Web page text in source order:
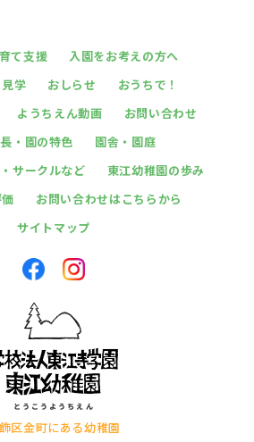
て支援
入園をお考えの方へ
学
おしらせ
おうちで！
ようちえん動画
お問い合わせ
・園の特色
園舎・園庭
サークルなど
東江幼稚園の歩み
お問い合わせはこちらから
サイトマップ
区金町にある幼稚園